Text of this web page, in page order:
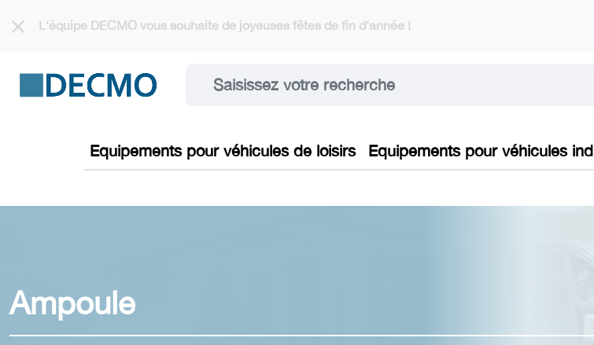
L'équipe DECMO vous souhaite de joyeuses fêtes de fin d'année !
Equipements pour véhicules de loisirs Equipements pour véhicules
Ampoule